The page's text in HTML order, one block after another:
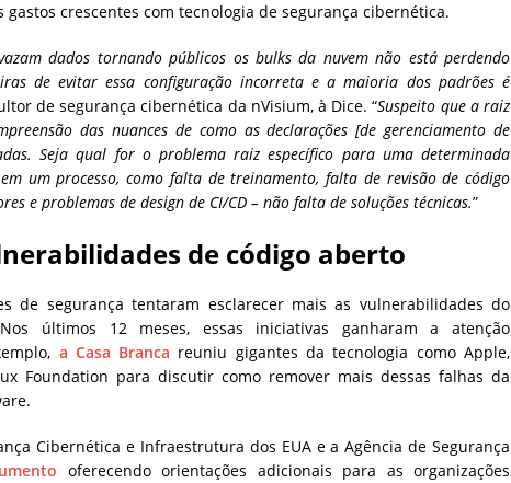
crescentes com tecnologia de segurança cibernética.
dados tornando públicos os bulks da nuvem não está perdendo
de evitar essa configuração incorreta e a maioria dos padrões é
de segurança cibernética da nVisium, à Dice. “Suspeito que a raiz
das nuances de como as declarações [de gerenciamento de
Seja qual for o problema raiz específico para uma determinada
um processo, como falta de treinamento, falta de revisão de código
e problemas de design de CI/CD – não falta de soluções técnicas.”
de código aberto
de segurança tentaram esclarecer mais as vulnerabilidades do
últimos 12 meses, essas iniciativas ganharam a atenção
a Casa Branca reuniu gigantes da tecnologia como Apple,
Foundation para discutir como remover mais dessas falhas da
Cibernética e Infraestrutura dos EUA e a Agência de Segurança
oferecendo orientações adicionais para as organizações